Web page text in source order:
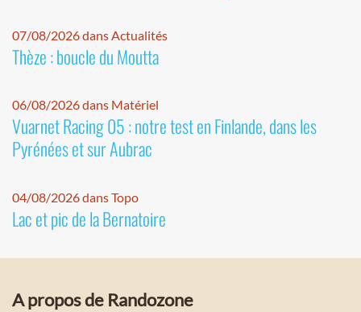
07/08/2026 dans Actualités
Thèze : boucle du Moutta
06/08/2026 dans Matériel
Vuarnet Racing 05 : notre test en Finlande, dans les
Pyrénées et sur Aubrac
04/08/2026 dans Topo
Lac et pic de la Bernatoire
A propos de Randozone